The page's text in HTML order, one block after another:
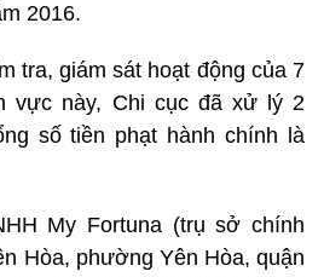
2016.
tra, giám sát hoạt động của 7
vực này, Chi cục đã xử lý 2
số tiền phạt hành chính là
My Fortuna (trụ sở chính
Hòa, phường Yên Hòa, quận